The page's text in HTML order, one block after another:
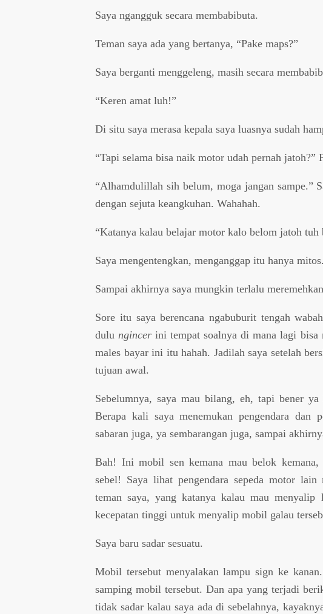
Saya ngangguk secara membabibuta.
Teman saya ada yang bertanya, “Pake maps?”
Saya berganti menggeleng, masih secara
“Keren amat luh!”
Di situ saya merasa kepala saya luasnya sudah
“Tapi selama bisa naik motor udah pernah jatoh?”
“Alhamdulillah sih belum, moga jangan sampe.”
dengan sejuta keangkuhan. Wahahah.
“Katanya kalau belajar motor kalo belom jatoh tuh
Saya mengentengkan, menganggap itu hanya mitos.
Sampai akhirnya saya mungkin terlalu
Sore itu saya berencana ngabuburit tengah
dulungincer ini tempat soalnya di mana lagi
males bayar ini itu hahah. Jadilah saya setelah
tujuan awal.
Sebelumnya, saya mau bilang, eh, tapi bener
Berapa kali saya menemukan pengendara
sabaran juga, ya sembarangan juga, sampai
Bah! Ini mobil sen kemana mau belok
sebel! Saya lihat pengendara sepeda motor
teman saya, yang katanya kalau mau
kecepatan tinggi untuk menyalip mobil galau
Saya baru sadar sesuatu.
Mobil tersebut menyalakan lampu sign ke
samping mobil tersebut. Dan apa yang terjadi
tidak sadar kalau saya ada di sebelahnya,